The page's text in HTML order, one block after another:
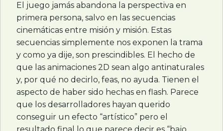
El juego jamás abandona la perspectiva en
primera persona, salvo en las secuencias
cinemáticas entre misión y misión. Estas
secuencias simplemente nos exponen la trama
y como ya dije, son prescindibles. El hecho de
que las animaciones 2D sean algo antinaturales
y, por qué no decirlo, feas, no ayuda. Tienen el
aspecto de haber sido hechas en flash. Parece
que los desarrolladores hayan querido
conseguir un efecto “artístico” pero el